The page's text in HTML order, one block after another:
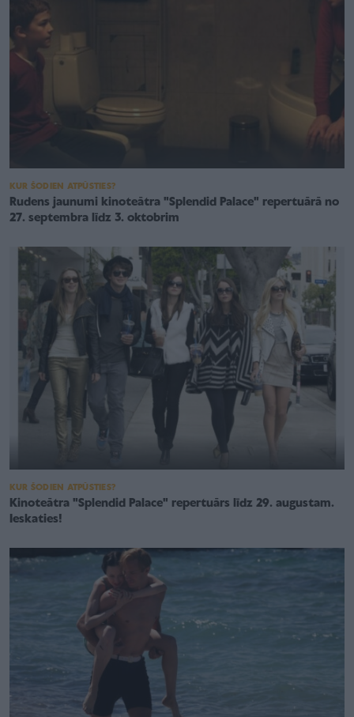
KUR ŠODIEN ATPŪSTIES?
Rudens jaunumi kinoteātra "Splendid Palace" repertuārā no
27. septembra līdz 3. oktobrim
KUR ŠODIEN ATPŪSTIES?
Kinoteātra "Splendid Palace" repertuārs līdz 29. augustam.
Ieskaties!